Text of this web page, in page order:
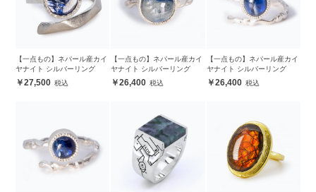
【一点もの】ネパール産カイ
ヤナイト シルバーリング
27,500
【一点もの】ネパール産カイ
ヤナイト シルバーリング
26,400
【一点もの】ネパール産カイ
ヤナイト シルバーリング
26,400